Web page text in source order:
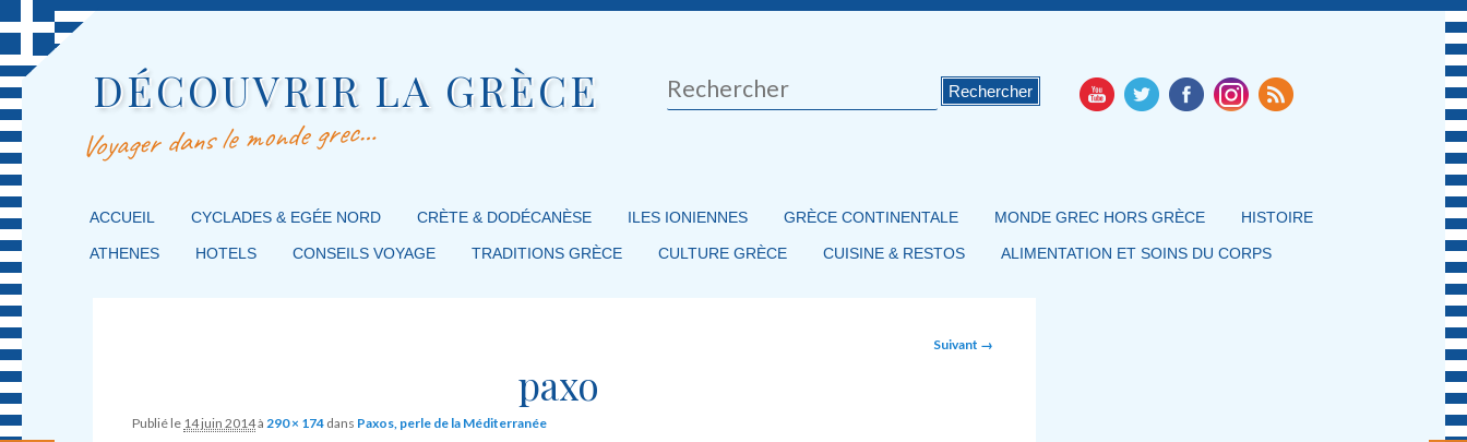
DÉCOUVRIR LA GRÈCE
Voyager dans le monde grec…
Rechercher
MENU PRINCIPAL
MASQUER LA NAVIGATION PRINCIPALE
MASQUER LA NAVIGATION SECONDAIRE
ACCUEIL CYCLADES & EGÉE NORD CRÈTE & DODÉCANÈSE ILES IONIENNES GRÈCE CONTINENTALE MONDE GREC HORS GRÈCE HISTOIRE
ATHENES HOTELS CONSEILS VOYAGE TRADITIONS GRÈCE CULTURE GRÈCE CUISINE & RESTOS ALIMENTATION ET SOINS DU CORPS
Suivant →
paxo
Publié le 14 juin 2014à 290 × 174 dans Paxos, perle de la Méditerranée